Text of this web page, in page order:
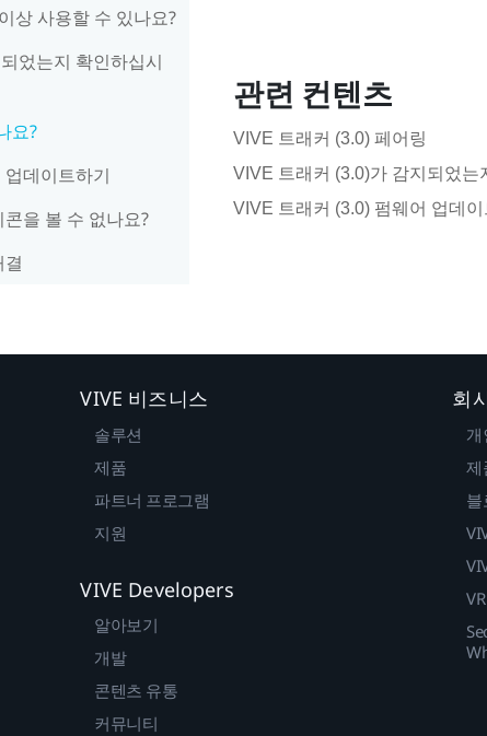
상 사용할 수 있나요?
었는지 확인하십시
요?
데이트하기
을 볼 수 없나요?
관련 컨텐츠
VIVE 트래커 (3.0) 페어링
VIVE 트래커 (3.0)가 감지되었는
VIVE 트래커 (3.0) 펌웨어 업데이
VIVE 비즈니스
솔루션
제품
파트너 프로그램
지원
VIVE Developers
알아보기
개발
콘텐츠 유통
커뮤니티
회
개
제
블